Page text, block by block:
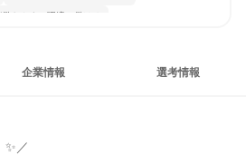
働きやすい環境で働ける
企業情報 選考情報
✨／